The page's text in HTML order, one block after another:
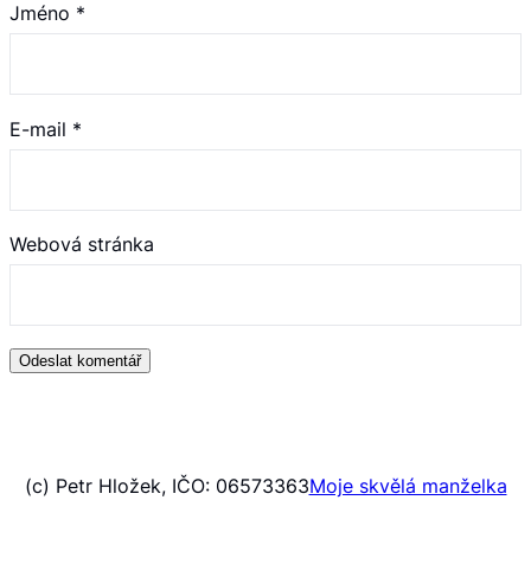
Jméno *
E-mail *
Webová stránka
(c) Petr Hložek, IČO: 06573363Moje skvělá manželka